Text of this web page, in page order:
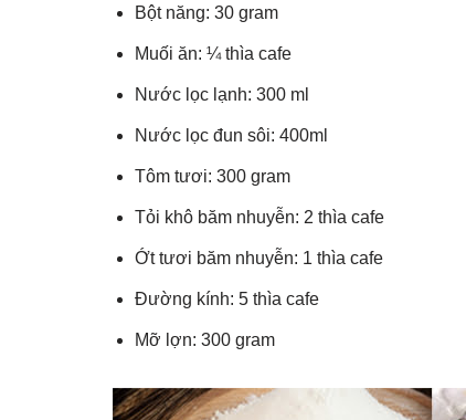
Bột năng: 30 gram
Muối ăn: ¼ thìa cafe
Nước lọc lạnh: 300 ml
Nước lọc đun sôi: 400ml
Tôm tươi: 300 gram
Tỏi khô băm nhuyễn: 2 thìa cafe
Ớt tươi băm nhuyễn: 1 thìa cafe
Đường kính: 5 thìa cafe
Mỡ lợn: 300 gram